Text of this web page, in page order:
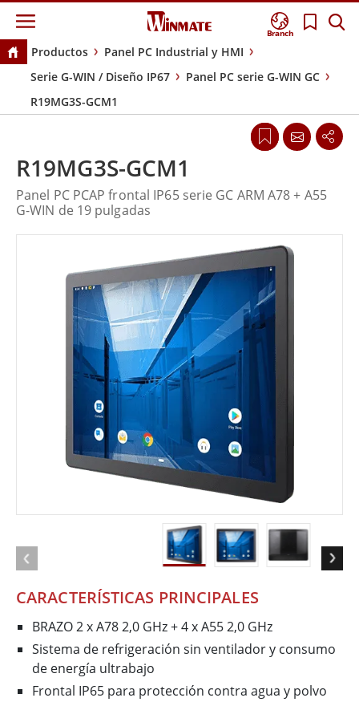
Branch
Productos
Panel PC Industrial y HMI
Serie G-WIN / Diseño IP67
Panel PC serie G-WIN GC
R19MG3S-GCM1
CARACTERÍSTICAS PRINCIPALES
BRAZO 2 x A78 2,0 GHz + 4 x A55 2,0 GHz
Sistema de refrigeración sin ventilador y consumo
de energía ultrabajo
Frontal IP65 para protección contra agua y polvo
R19MG3S-GCM1
Panel PC PCAP frontal IP65 serie GC ARM A78 + A55
G-WIN de 19 pulgadas